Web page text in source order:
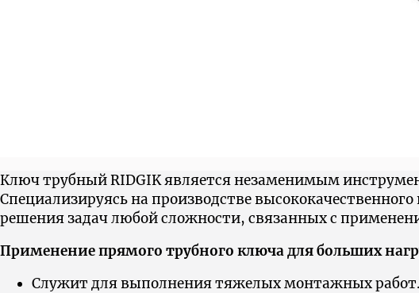
Ключ трубный RIDGIK является незаменимым
Cпециализируясь на производстве
решения задач любой сложности, связанных с
Применение прямого трубного ключа для больших
Служит для выполнения тяжелых монтажных работ.